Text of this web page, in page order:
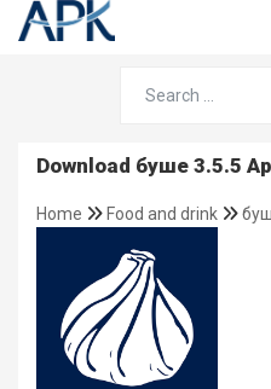
Download буше 3.5.5
Home Food and drink